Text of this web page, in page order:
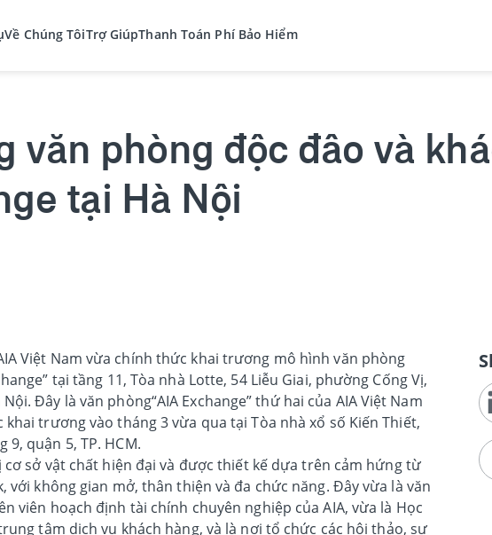
Về Chúng TôiTrợ GiúpThanh Toán Phí Bảo Hiểm
văn phòng độc đâo và
tại Hà Nội
Việt Nam vừa chính thức khai trương mô hình văn phòng
tại tầng 11, Tòa nhà Lotte, 54 Liễu Giai, phường Cống Vị,
Đây là văn phòng“AIA Exchange” thứ hai của AIA Việt Nam
trương vào tháng 3 vừa qua tại Tòa nhà xổ số Kiến Thiết,
quận 5, TP. HCM.
cơ sở vật chất hiện đại và được thiết kế dựa trên cảm hứng từ
với không gian mở, thân thiện và đa chức năng. Đây vừa là văn
viên hoạch định tài chính chuyên nghiệp của AIA, vừa là Học
tâm dịch vụ khách hàng, và là nơi tổ chức các hội thảo, sự